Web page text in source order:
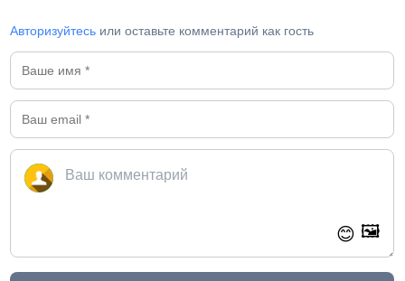
Авторизуйтесь или оставьте комментарий как гость
😊 🖼️